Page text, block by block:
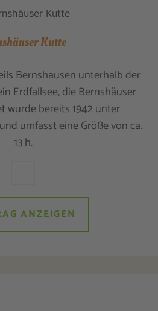
Kutte
Bernshausen unterhalb der
Erdfallsee, die Bernshäuser
wurde bereits 1942 unter
umfasst eine Größe von ca.
13 h.
ANZEIGEN